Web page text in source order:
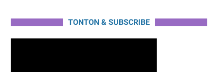
TONTON & SUBSCRIBE